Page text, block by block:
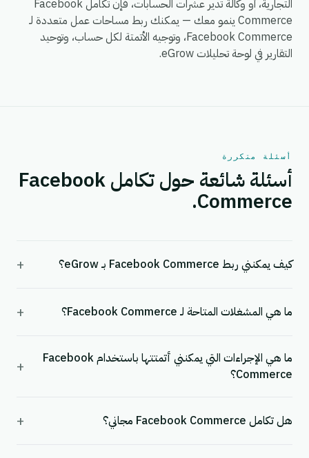
التجارية، أو وكالة تدير عشرات الحسابات، فإن تكامل Facebook
Commerce ينمو معك — يمكنك ربط مساحات عمل متعددة لـ
Facebook Commerce، وتوجيه الأتمتة لكل حساب، وتوحيد
التقارير في لوحة تحليلات eGrow.
أسئلة متكررة
أسئلة شائعة حول تكامل Facebook
Commerce.
كيف يمكنني ربط Facebook Commerce بـ eGrow؟ +
ما هي المشغلات المتاحة لـ Facebook Commerce؟ +
ما هي الإجراءات التي يمكنني أتمتتها باستخدام Facebook
Commerce؟
+
هل تكامل Facebook Commerce مجاني؟ +